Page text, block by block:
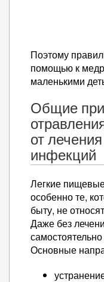
Поэтому
помощью к
маленькими
Общие
от
инфекций
Легкие
особенно те,
быту, не
Даже без
Основные